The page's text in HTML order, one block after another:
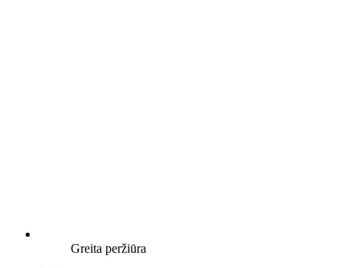
Greita peržiūra